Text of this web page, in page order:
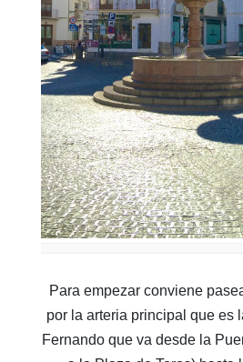
Para empezar conviene
por la arteria principal que es
Fernando que va desde la